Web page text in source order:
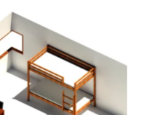
varianti.
Valikuid
saab
teha
tootelehel.